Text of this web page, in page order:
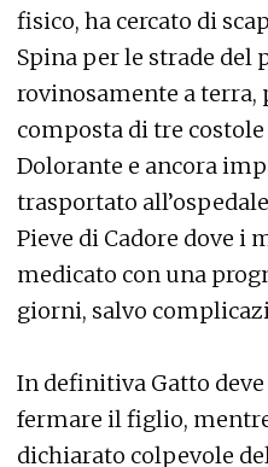
fisico, ha cercato di
Spina per le strade del
rovinosamente a
composta di tre
Dolorante e ancora
trasportato
Pieve di Cadore dove i
medicato con una
giorni, salvo
In definitiva Gatto
fermare il figlio,
dichiarato colpevole